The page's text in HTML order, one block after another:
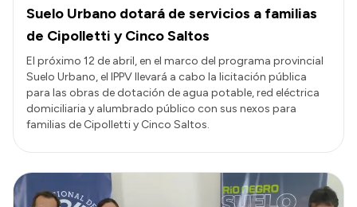
Suelo Urbano dotará de servicios a familias
de Cipolletti y Cinco Saltos
El próximo 12 de abril, en el marco del programa provincial
Suelo Urbano, el IPPV llevará a cabo la licitación pública
para las obras de dotación de agua potable, red eléctrica
domiciliaria y alumbrado público con sus nexos para
familias de Cipolletti y Cinco Saltos.